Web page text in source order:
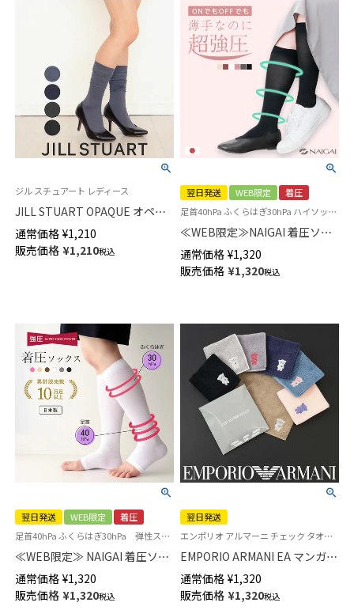
ジル スチュアート レディース
JILL STUART OPAQUE オペイ
ク 60デニール相当 リブ ハイソ
ックス レディース 日本製
01058832
通常価格 ¥1,210
販売価格 ¥1,210税込
翌日発送 WEB限定
着圧
足首40hPa ふくらはぎ30hPa ハイソックス 弾性ストッキング 加圧ソックス
≪WEB限定≫NAIGAI 着圧ソッ
クス市販最強クラス 段階圧力設
計 強圧 足首40hPa（30mmHg）
ふくらはぎ30hPa レディース
通常価格 ¥1,320
販売価格 ¥1,320税込
翌日発送 WEB限定
着圧
足首40hPa ふくらはぎ30hPa 弾性ストッキング 加圧ソックス レディース
≪WEB限定≫ NAIGAI 着圧ソッ
クス 市販最強クラス オープン
トゥ 段階圧力設計 強圧 足首
40hPa （30mmHg） ふくらはぎ
通常価格 ¥1,320
販売価格 ¥1,320税込
翌日発送
エンポリオ アルマーニ チェック タオル ハンドタオル ハンカチ ブランド プレゼント 転勤 送別
EMPORIO ARMANI EA マンガベ
ア 綿100％ ミニタオル メンズ
【365日最短翌日発送】
02340025
通常価格 ¥1,320
販売価格 ¥1,320税込